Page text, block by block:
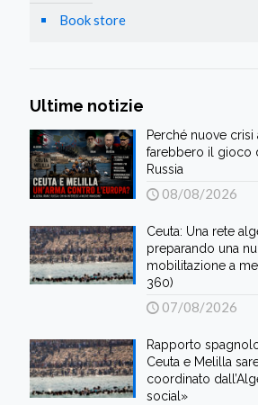
Book store
Ultime notizie
Perché nuove crisi
farebbero il gioco
Russia
08/08/2026
Ceuta: Una rete
preparando una
mobilitazione a
360)
07/08/2026
Rapporto
Ceuta e Melilla
coordinato
social»